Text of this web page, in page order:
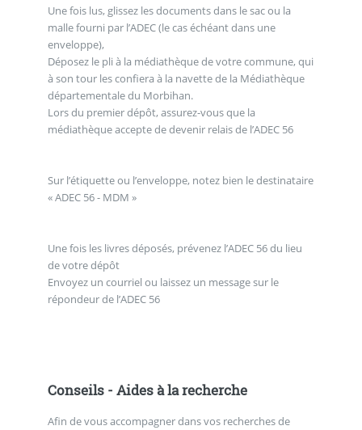
Une fois lus, glissez les documents dans le sac ou la
malle fourni par l’ADEC (le cas échéant dans une
enveloppe),
Déposez le pli à la médiathèque de votre commune, qui
à son tour les confiera à la navette de la Médiathèque
départementale du Morbihan.
Lors du premier dépôt, assurez-vous que la
médiathèque accepte de devenir relais de l’ADEC 56
Sur l’étiquette ou l’enveloppe, notez bien le destinataire
« ADEC 56 - MDM »
Une fois les livres déposés, prévenez l’ADEC 56 du lieu
de votre dépôt
Envoyez un courriel ou laissez un message sur le
répondeur de l’ADEC 56
Conseils - Aides à la recherche
Afin de vous accompagner dans vos recherches de